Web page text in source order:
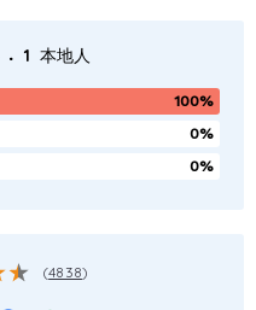
. 1 本地人
100%
0%
0%
(4838)